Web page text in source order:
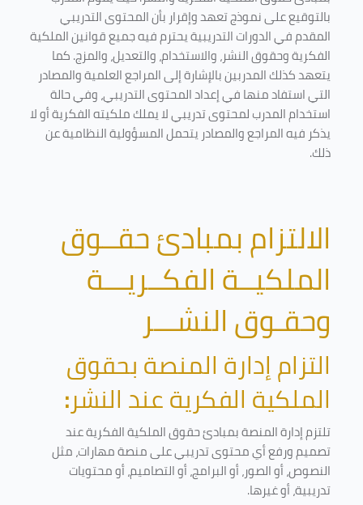
بالتوقيع على نموذج تعهد وإقرار بأن المحتوى التدريبي
المقدم في الدورات التدريبية يحترم فيه جميع قوانين الملكية
الفكرية وحقوق النشر، والاستخدام، والتعديل، والمزج. كما
يتعهد كذلك المدربين بالإشارة إلى المراجع العلمية والمصادر
التي استفاد منها في إعداد المحتوى التدريبي، وفي حالة
استخدام المدرب لمحتوى تدريبي لا يملك ملكيته الفكرية أو لا
يذكر فيه المراجع والمصادر يتحمل المسؤولية النظامية عن
ذلك.
الالتزام بمبادئ حقــوق
الملكيــة الفكــريـــة
وحقـوق النشـــر
التزام إدارة المنصة بحقوق
الملكية الفكرية عند النشر:
تلتزم إدارة المنصة بمبادئ حقوق الملكية الفكرية عند
تصميم ورفع أي محتوى تدريبي على منصة مهارات، مثل
النصوص، أو الصور، أو البرامج، أو التصاميم، أو محتويات
تدريبية، أو غيرها.